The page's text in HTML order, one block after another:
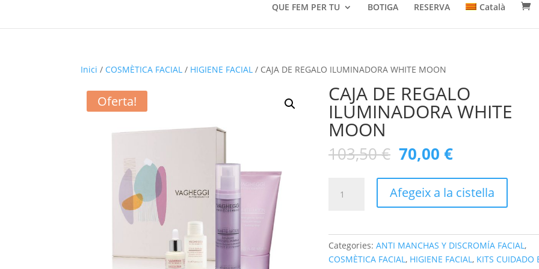
QUE FEM PER TU BOTIGA RESERVA Català
Inici / COSMÈTICA FACIAL / HIGIENE FACIAL / CAJA DE REGALO ILUMINADORA WHITE MOON
Oferta! CAJA DE REGALO
ILUMINADORA WHITE
MOON
103,50€ El
preu
original
era:
103,50 €.
70,00€El
actual
és:
70,00 €.
REGALO
ILUMINADORA
Afegeix a la cistella
Categories:ANTI MANCHAS Y DISCROMÍA FACIAL,
COSMÈTICA FACIAL, HIGIENE FACIAL, KITS CUIDADO